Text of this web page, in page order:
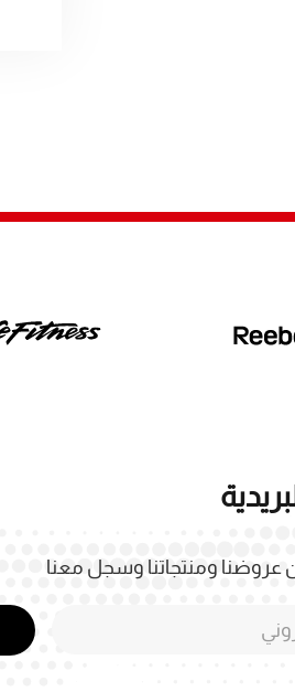
عروضنا ومنتجاتنا وسجل معنا